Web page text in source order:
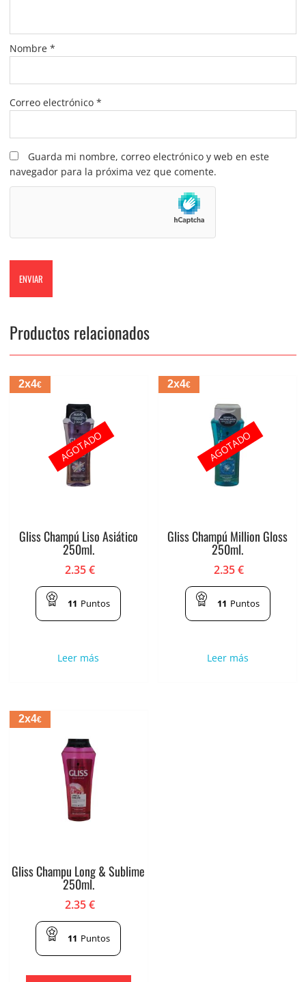
Nombre *
Correo electrónico *
Guarda mi nombre, correo electrónico y web en este
navegador para la próxima vez que comente.
Productos relacionados
2x4€
Gliss Champú Liso Asiático
250ml.
2.35€
11 Puntos
Leer más
AGOTADO
2x4€
Gliss Champú Million Gloss
250ml.
2.35€
11 Puntos
Leer más
AGOTADO
2x4€
Gliss Champu Long & Sublime
250ml.
2.35€
11 Puntos